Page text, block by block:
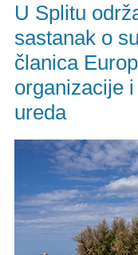
U Splitu
sastanak o
članica
organizacije
ureda